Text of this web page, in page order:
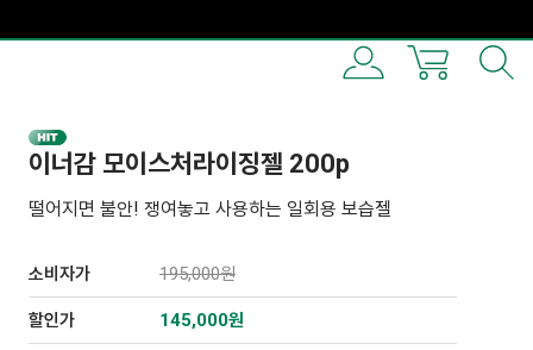
이너감 모이스처라이징젤 200p
떨어지면 불안! 쟁여놓고 사용하는 일회용 보습젤
소비자가 195,000원
할인가 145,000원